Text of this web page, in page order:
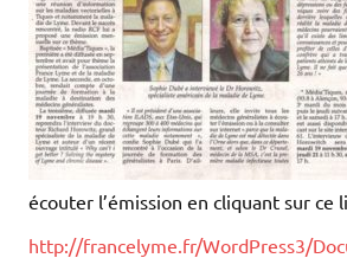
écouter l’émission en cliquant sur ce
http://francelyme.fr/WordPress3/